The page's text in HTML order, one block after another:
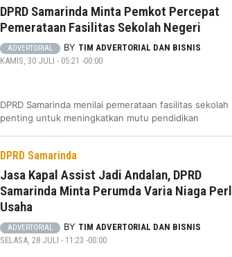
DPRD Samarinda Minta Pemkot Percepat
Pemerataan Fasilitas Sekolah Negeri
ADVERTORIAL BY TIM ADVERTORIAL DAN BISNIS
KAMIS, 30 JULI - 05:21 -00:00
DPRD Samarinda menilai pemerataan fasilitas sekolah
penting untuk meningkatkan mutu pendidikan
DPRD Samarinda
Jasa Kapal Assist Jadi Andalan, DPRD
Samarinda Minta Perumda Varia Niaga
Usaha
ADVERTORIAL BY TIM ADVERTORIAL DAN BISNIS
SELASA, 28 JULI - 11:23 -00:00